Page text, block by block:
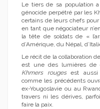
Le tiers de sa population
génocide perpétré par les
certains de leurs chefs
en tant que négociateur
la tête de soldats de «
d’Amérique, du Népal,
Le récit de la collaboration
est une des lumières de
Khmers rougesest aussi
comme les précédents
ex-Yougoslavie ou au
travers ni les dérives,
faire la paix.